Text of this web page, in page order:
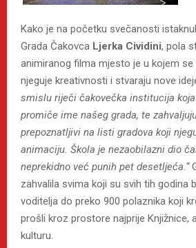
Kako je na početku svečanosti
Grada Čakovca Ljerka Cividini, pola
animiranog filma mjesto je u kojem
njeguje kreativnosti i stvaraju nove
smislu riječi čakovečka institucija
promiče ime našeg grada, te
prepoznatljivi na listi gradova koji
animaciju. Škola je nezaobilazni dio
neprekidno već punih pet desetljeća.“
zahvalila svima koji su svih tih godina
voditelja do preko 900 polaznika koji
prošli kroz prostore najprije Knjižnice,
kulturu.